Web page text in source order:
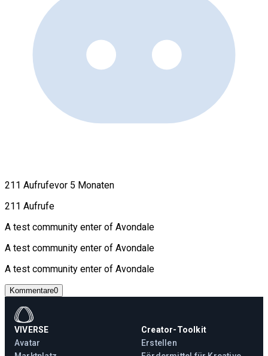
211 Aufrufevor 5 Monaten
211 Aufrufe
A test community enter of Avondale
A test community enter of Avondale
A test community enter of Avondale
Kommentare0
VIVERSE
Avatar
Creator-Toolkit
Erstellen